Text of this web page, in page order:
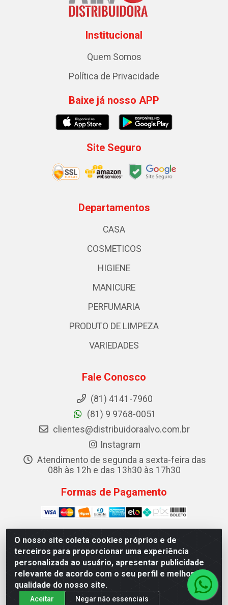
O nosso site coleta cookies próprios e de
terceiros para proporcionar uma experiência
personalizada ao usuário, apresentar publicidade
relevante de acordo com o seu perfil e melhorar a
qualidade do nosso site.
Aceitar Negar não essenciais
Institucional
Quem Somos
Política de Privacidade
Baixe já nosso APP
Site Seguro
Departamentos
CASA
COSMETICOS
HIGIENE
MANICURE
PERFUMARIA
PRODUTO DE LIMPEZA
VARIEDADES
Fale Conosco
(81) 4141-7960
(81) 9 9768-0051
clientes@distribuidoraalvo.com.br
Instagram
Atendimento de segunda a sexta-feira das
08h às 12h e das 13h30 às 17h30
Formas de Pagamento
ALVO DISTRIBUIDORA DE COSMÉTICOS LTDA - RUA
TEREZINA, 19 - IPSEP, RECIFE/PE - CEP 51.350-370 -
CNPJ 08.604.786/0001-68